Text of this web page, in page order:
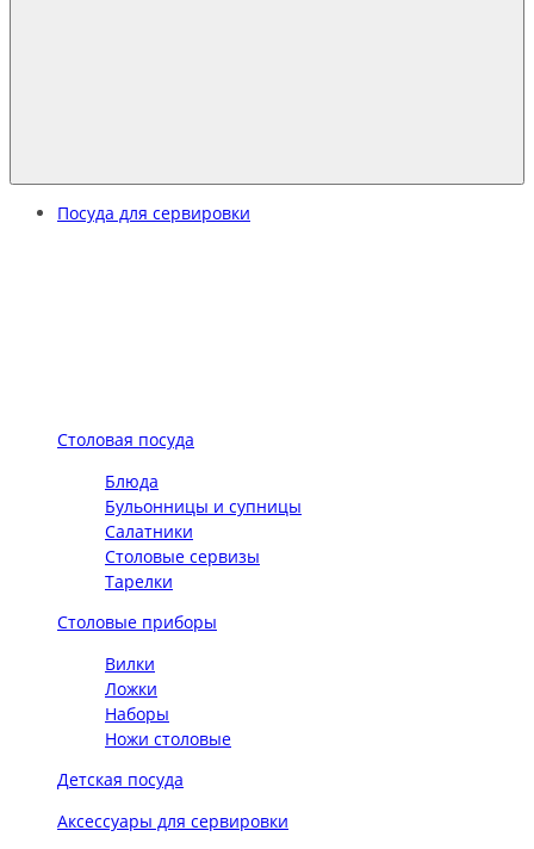
Посуда для сервировки
Столовая посуда
Блюда
Бульонницы и супницы
Салатники
Столовые сервизы
Тарелки
Столовые приборы
Вилки
Ложки
Наборы
Ножи столовые
Детская посуда
Аксессуары для сервировки